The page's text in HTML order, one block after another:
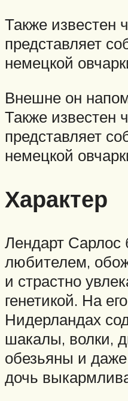
Также известен
представляет
немецкой
Внешне он
Также известен
представляет
немецкой
Характер
Лендарт
любителем,
и страстно
генетикой. На
Нидерландах
шакалы, волки,
обезьяны и даже
дочь